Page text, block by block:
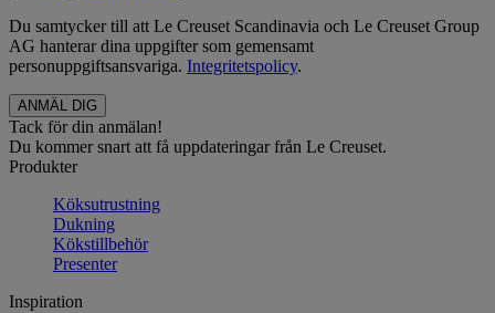
Du samtycker till att Le Creuset Scandinavia och Le Creuset Group
AG hanterar dina uppgifter som gemensamt
personuppgiftsansvariga. Integritetspolicy.
Tack för din anmälan!
Du kommer snart att få uppdateringar från Le Creuset.
Produkter
Köksutrustning
Dukning
Kökstillbehör
Presenter
Inspiration